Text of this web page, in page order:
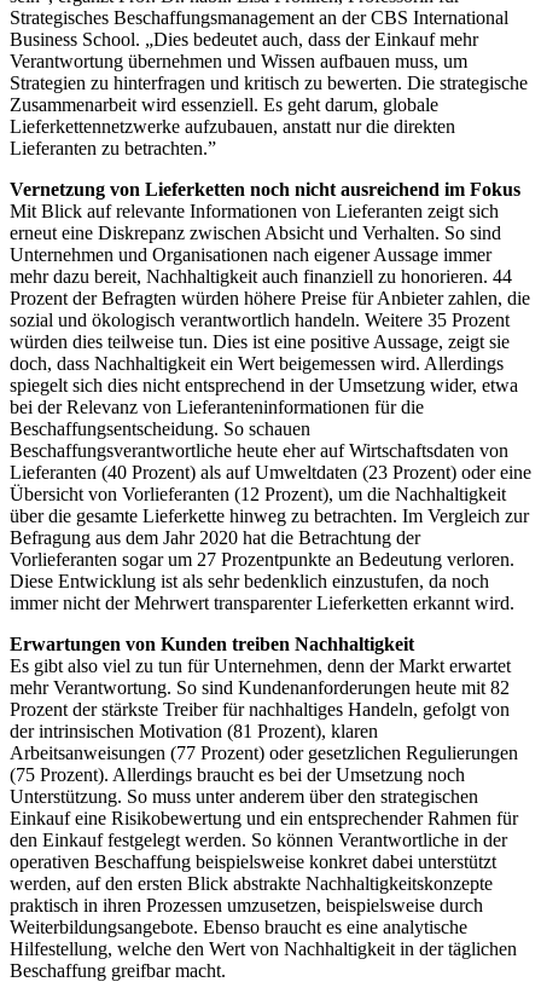
Strategisches Beschaffungsmanagement an der CBS International
Business School. „Dies bedeutet auch, dass der Einkauf mehr
Verantwortung übernehmen und Wissen aufbauen muss, um
Strategien zu hinterfragen und kritisch zu bewerten. Die strategische
Zusammenarbeit wird essenziell. Es geht darum, globale
Lieferkettennetzwerke aufzubauen, anstatt nur die direkten
Lieferanten zu betrachten.”
Vernetzung von Lieferketten noch nicht ausreichend im Fokus
Mit Blick auf relevante Informationen von Lieferanten zeigt sich
erneut eine Diskrepanz zwischen Absicht und Verhalten. So sind
Unternehmen und Organisationen nach eigener Aussage immer
mehr dazu bereit, Nachhaltigkeit auch finanziell zu honorieren. 44
Prozent der Befragten würden höhere Preise für Anbieter zahlen, die
sozial und ökologisch verantwortlich handeln. Weitere 35 Prozent
würden dies teilweise tun. Dies ist eine positive Aussage, zeigt sie
doch, dass Nachhaltigkeit ein Wert beigemessen wird. Allerdings
spiegelt sich dies nicht entsprechend in der Umsetzung wider, etwa
bei der Relevanz von Lieferanteninformationen für die
Beschaffungsentscheidung. So schauen
Beschaffungsverantwortliche heute eher auf Wirtschaftsdaten von
Lieferanten (40 Prozent) als auf Umweltdaten (23 Prozent) oder eine
Übersicht von Vorlieferanten (12 Prozent), um die Nachhaltigkeit
über die gesamte Lieferkette hinweg zu betrachten. Im Vergleich zur
Befragung aus dem Jahr 2020 hat die Betrachtung der
Vorlieferanten sogar um 27 Prozentpunkte an Bedeutung verloren.
Diese Entwicklung ist als sehr bedenklich einzustufen, da noch
immer nicht der Mehrwert transparenter Lieferketten erkannt wird.
Erwartungen von Kunden treiben Nachhaltigkeit
Es gibt also viel zu tun für Unternehmen, denn der Markt erwartet
mehr Verantwortung. So sind Kundenanforderungen heute mit 82
Prozent der stärkste Treiber für nachhaltiges Handeln, gefolgt von
der intrinsischen Motivation (81 Prozent), klaren
Arbeitsanweisungen (77 Prozent) oder gesetzlichen Regulierungen
(75 Prozent). Allerdings braucht es bei der Umsetzung noch
Unterstützung. So muss unter anderem über den strategischen
Einkauf eine Risikobewertung und ein entsprechender Rahmen für
den Einkauf festgelegt werden. So können Verantwortliche in der
operativen Beschaffung beispielsweise konkret dabei unterstützt
werden, auf den ersten Blick abstrakte Nachhaltigkeitskonzepte
praktisch in ihren Prozessen umzusetzen, beispielsweise durch
Weiterbildungsangebote. Ebenso braucht es eine analytische
Hilfestellung, welche den Wert von Nachhaltigkeit in der täglichen
Beschaffung greifbar macht.